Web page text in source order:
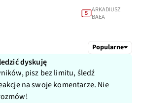
5 ARKADIUSZ
BAŁA
Popularne
dyskuję
pisz bez limitu, śledź
na swoje komentarze. Nie